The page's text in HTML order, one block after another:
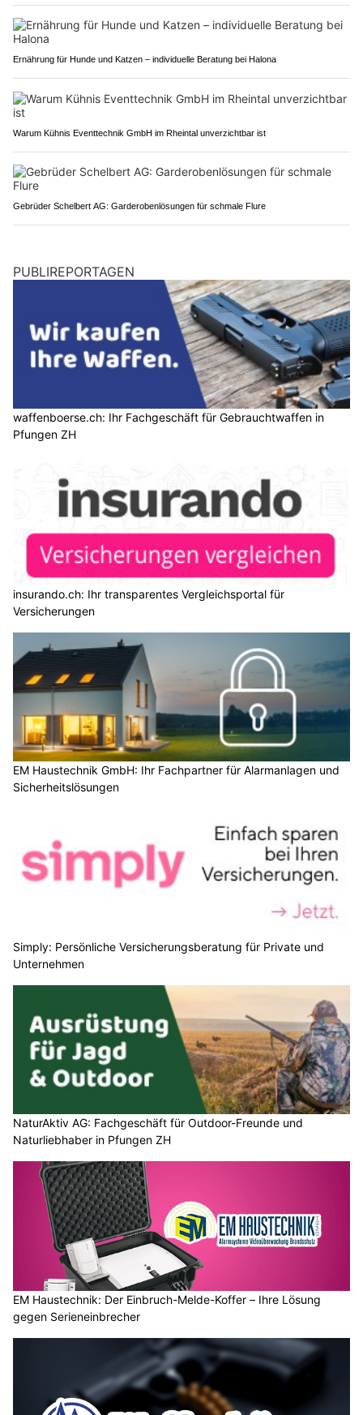
Ernährung für Hunde und Katzen – individuelle Beratung bei Halona
Warum Kühnis Eventtechnik GmbH im Rheintal unverzichtbar ist
Gebrüder Schelbert AG: Garderobenlösungen für schmale Flure
PUBLIREPORTAGEN
waffenboerse.ch: Ihr Fachgeschäft für Gebrauchtwaffen in
Pfungen ZH
insurando.ch: Ihr transparentes Vergleichsportal für
Versicherungen
EM Haustechnik GmbH: Ihr Fachpartner für Alarmanlagen und
Sicherheitslösungen
Simply: Persönliche Versicherungsberatung für Private und
Unternehmen
NaturAktiv AG: Fachgeschäft für Outdoor-Freunde und
Naturliebhaber in Pfungen ZH
EM Haustechnik: Der Einbruch-Melde-Koffer – Ihre Lösung
gegen Serieneinbrecher